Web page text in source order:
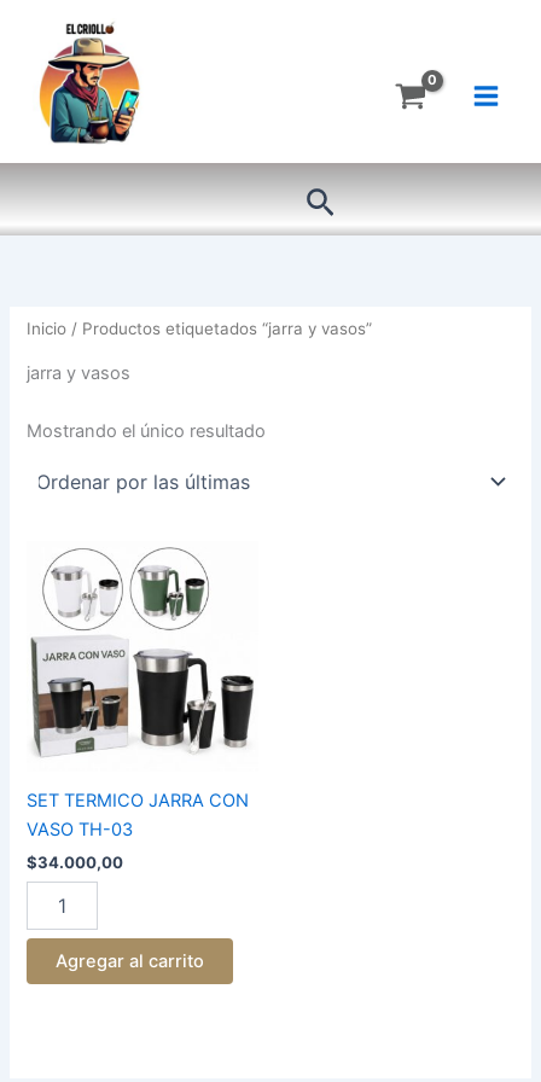
contenido
Buscar
Inicio / Productos etiquetados “jarra y vasos”
jarra y vasos
Mostrando el único resultado
SET TERMICO JARRA CON
VASO TH-03
$34.000,00
TERMICO
JARRA
CON
VASO
TH-
03
cantidad
Agregar al carrito